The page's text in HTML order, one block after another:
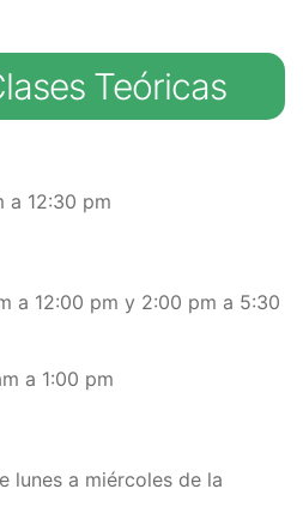
Teóricas
a 12:30 pm
a 12:00 pm y 2:00 pm a 5:30
a 1:00 pm
lunes a miércoles de la